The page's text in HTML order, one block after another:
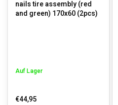
nails tire assembly (red
and green) 170x60 (2pcs)
Auf Lager
€44,95